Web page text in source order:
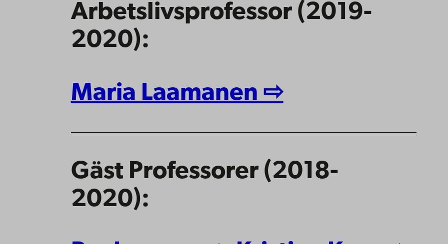
Arbetslivsprofessor (2019-
2020):
Maria Laamanen ⇨
Gäst Professorer (2018-
2020):